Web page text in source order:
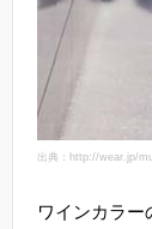
出典：http://wear.jp/
ワインカラ